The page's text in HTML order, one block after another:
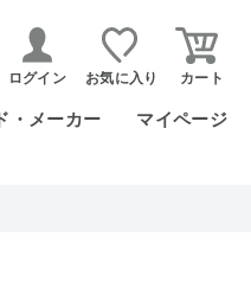
ログイン お気に入り カート
・メーカー マイページ